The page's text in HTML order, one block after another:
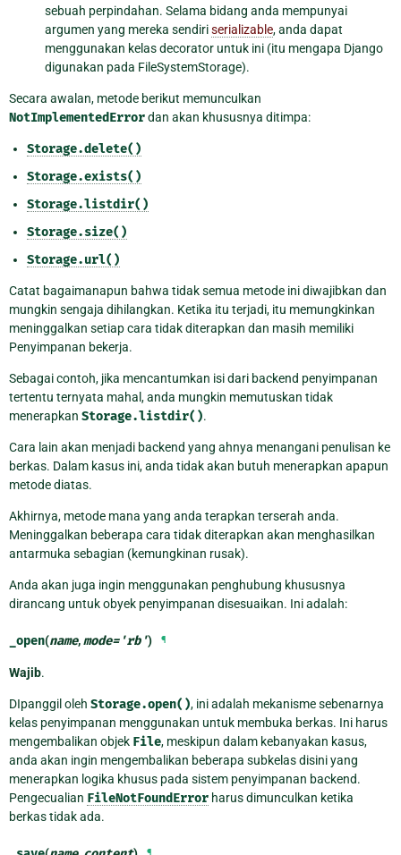
sebuah perpindahan. Selama bidang anda mempunyai
argumen yang mereka sendiriserializable, anda dapat
menggunakan kelas decorator untuk ini (itu mengapa Django
digunakan pada FileSystemStorage).
Secara awalan, metode berikut memunculkan
NotImplementedErrordan akan khususnya ditimpa:
Storage.delete()
Storage.exists()
Storage.listdir()
Storage.size()
Storage.url()
Catat bagaimanapun bahwa tidak semua metode ini diwajibkan dan
mungkin sengaja dihilangkan. Ketika itu terjadi, itu memungkinkan
meninggalkan setiap cara tidak diterapkan dan masih memiliki
Penyimpanan bekerja.
Sebagai contoh, jika mencantumkan isi dari backend penyimpanan
tertentu ternyata mahal, anda mungkin memutuskan tidak
menerapkan Storage.listdir().
Cara lain akan menjadi backend yang ahnya menangani penulisan ke
berkas. Dalam kasus ini, anda tidak akan butuh menerapkan apapun
metode diatas.
Akhirnya, metode mana yang anda terapkan terserah anda.
Meninggalkan beberapa cara tidak diterapkan akan menghasilkan
antarmuka sebagian (kemungkinan rusak).
Anda akan juga ingin menggunakan penghubung khususnya
dirancang untuk obyek penyimpanan disesuaikan. Ini adalah:
_open(name,mode='rb') ¶
Wajib.
DIpanggil oleh Storage.open(), ini adalah mekanisme sebenarnya
kelas penyimpanan menggunakan untuk membuka berkas. Ini harus
mengembalikan objek File, meskipun dalam kebanyakan kasus,
anda akan ingin mengembalikan beberapa subkelas disini yang
menerapkan logika khusus pada sistem penyimpanan backend.
Pengecualian FileNotFoundError harus dimunculkan ketika
berkas tidak ada.
¶